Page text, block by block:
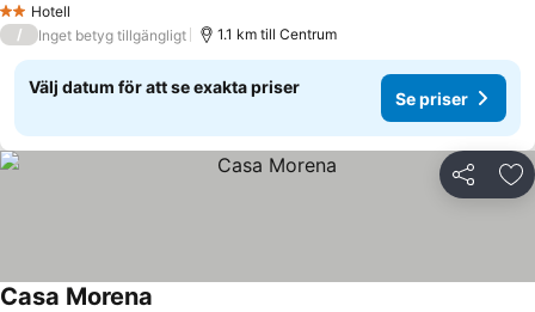
2 Stjärnor
Hotell
/ Inget betyg tillgängligt 1.1 km till Centrum
Välj datum för att se exakta priser
Se priser
Dela
Casa Morena